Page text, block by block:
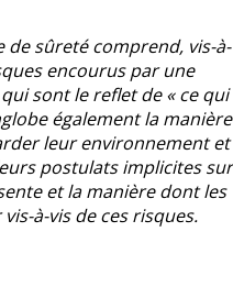
sûreté comprend, vis-à-
encourus par une
sont le reflet de « ce qui
également la manière
leur environnement et
postulats implicites sur
et la manière dont les
à-vis de ces risques.